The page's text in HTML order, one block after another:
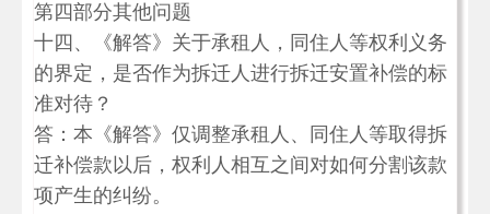
第四部分其他问题
十四、《解答》关于承租人，同住人等权利义务
的界定，是否作为拆迁人进行拆迁安置补偿的标
准对待？
答：本《解答》仅调整承租人、同住人等取得拆
迁补偿款以后，权利人相互之间对如何分割该款
项产生的纠纷。